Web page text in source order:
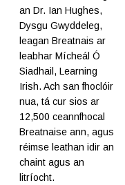
an Dr. Ian Hughes,
Dysgu Gwyddeleg,
leagan Breatnais ar
leabhar Mícheál Ó
Siadhail, Learning
Irish. Ach san fhoclóir
nua, tá cur sios ar
12,500 ceannfhocal
Breatnaise ann, agus
réimse leathan idir an
chaint agus an
litríocht.